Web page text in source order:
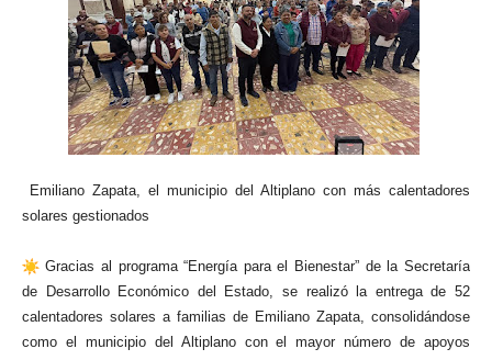
Emiliano Zapata, el municipio del Altiplano con más calentadores
solares gestionados
Gracias al programa “Energía para el Bienestar” de la Secretaría
de Desarrollo Económico del Estado, se realizó la entrega de 52
calentadores solares a familias de Emiliano Zapata, consolidándose
como el municipio del Altiplano con el mayor número de apoyos